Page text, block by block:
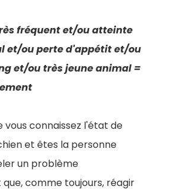
fréquent et/ou atteinte
et/ou perte d'appétit et/ou
et/ou très jeune animal =
vous connaissez l'état de
et êtes la personne
un problème
comme toujours, réagir